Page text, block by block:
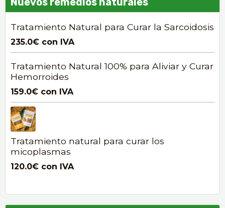
Tratamiento Natural para Curar la Sarcoidosis
235.0€ con IVA
Tratamiento Natural 100% para Aliviar y Curar
Hemorroides
159.0€ con IVA
Tratamiento natural para curar los
micoplasmas
120.0€ con IVA